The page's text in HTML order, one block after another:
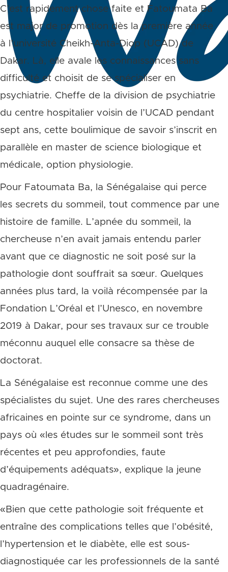
C’est rapidement chose faite et Fatoumata Ba
est major de promotion dès la première année
à l’université Cheikh-Anta-Diop (UCAD) de
Dakar. Là, elle avale les connaissances sans
difficulté et choisit de se spécialiser en
psychiatrie. Cheffe de la division de psychiatrie
du centre hospitalier voisin de l’UCAD pendant
sept ans, cette boulimique de savoir s’inscrit en
parallèle en master de science biologique et
médicale, option physiologie.
Pour Fatoumata Ba, la Sénégalaise qui perce
les secrets du sommeil, tout commence par une
histoire de famille. L’apnée du sommeil, la
chercheuse n’en avait jamais entendu parler
avant que ce diagnostic ne soit posé sur la
pathologie dont souffrait sa sœur. Quelques
années plus tard, la voilà récompensée par la
Fondation L’Oréal et l’Unesco, en novembre
2019 à Dakar, pour ses travaux sur ce trouble
méconnu auquel elle consacre sa thèse de
doctorat.
La Sénégalaise est reconnue comme une des
spécialistes du sujet. Une des rares chercheuses
africaines en pointe sur ce syndrome, dans un
pays où «les études sur le sommeil sont très
récentes et peu approfondies, faute
d’équipements adéquats», explique la jeune
quadragénaire.
«Bien que cette pathologie soit fréquente et
entraîne des complications telles que l’obésité,
l’hypertension et le diabète, elle est sous-
diagnostiquée car les professionnels de la santé